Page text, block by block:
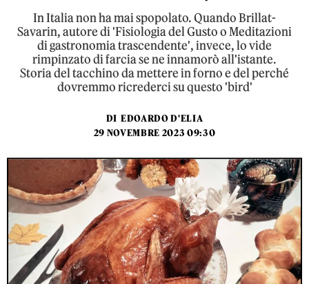
In Italia non ha mai spopolato. Quando Brillat-
Savarin, autore di 'Fisiologia del Gusto o Meditazioni
di gastronomia trascendente', invece, lo vide
rimpinzato di farcia se ne innamorò all'istante.
Storia del tacchino da mettere in forno e del perché
dovremmo ricrederci su questo 'bird'
DI EDOARDO D'ELIA
29 NOVEMBRE 2023 09:30